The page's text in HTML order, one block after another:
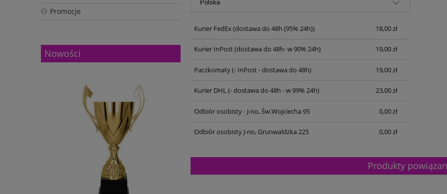
Promocje
Nowości
Kurier FedEx(dostawa do 48h (95% 24h)) 18,00 zł
Kurier InPost(dostawa do 48h- w 90% 24h) 19,00 zł
Paczkomaty(- InPost - dostawa do 48h) 19,00 zł
Kurier DHL(- dostawa do 48h - w 99% 24h) 23,00 zł
Odbiór osobisty - J-no, Św.Wojciecha 95 0,00 zł
Odbiór osobisty J-no, Grunwaldzka 225 0,00 zł
Produkty